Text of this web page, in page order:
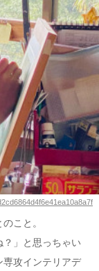
こと。
？」と思っちゃい
専攻インテリアデ